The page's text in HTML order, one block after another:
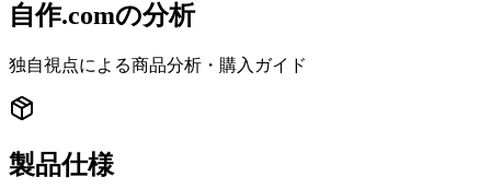
自作.comの分析
独自視点による商品分析・購入ガイド
製品仕様